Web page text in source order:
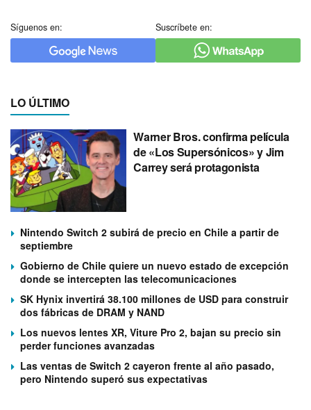
Síguenos en: Suscríbete en:
LO ÚLTIMO
Warner Bros. confirma película
de «Los Supersónicos» y Jim
Carrey será protagonista
Nintendo Switch 2 subirá de precio en Chile a partir de
septiembre
Gobierno de Chile quiere un nuevo estado de excepción
donde se intercepten las telecomunicaciones
SK Hynix invertirá 38.100 millones de USD para construir
dos fábricas de DRAM y NAND
Los nuevos lentes XR, Viture Pro 2, bajan su precio sin
perder funciones avanzadas
Las ventas de Switch 2 cayeron frente al año pasado,
pero Nintendo superó sus expectativas